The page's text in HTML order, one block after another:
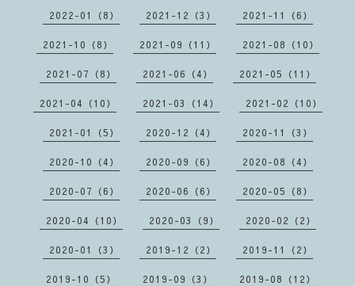
2022-01（8） 2021-12（3） 2021-11（6）
2021-10（8） 2021-09（11） 2021-08（10）
2021-07（8） 2021-06（4） 2021-05（11）
2021-04（10） 2021-03（14） 2021-02（10）
2021-01（5） 2020-12（4） 2020-11（3）
2020-10（4） 2020-09（6） 2020-08（4）
2020-07（6） 2020-06（6） 2020-05（8）
2020-04（10） 2020-03（9） 2020-02（2）
2020-01（3） 2019-12（2） 2019-11（2）
2019-10（5） 2019-09（3） 2019-08（12）